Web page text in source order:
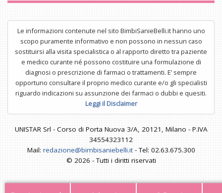
Le informazioni contenute nel sito BimbiSanieBelli.it hanno uno
scopo puramente informativo e non possono in nessun caso
sostituirsi alla visita specialistica o al rapporto diretto tra paziente
e medico curante né possono costituire una formulazione di
diagnosi o prescrizione di farmaci o trattamenti. E’ sempre
opportuno consultare il proprio medico curante e/o gli specialisti
riguardo indicazioni su assunzione dei farmaci o dubbi e quesiti.
Leggi il Disclaimer
UNISTAR Srl - Corso di Porta Nuova 3/A, 20121, Milano - P.IVA
34554323112
Mail: redazione@bimbisaniebelli.it- Tel: 02.63.675.300
© 2026 - Tutti i diritti riservati